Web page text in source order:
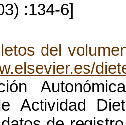
:134-6]
del
Actividad